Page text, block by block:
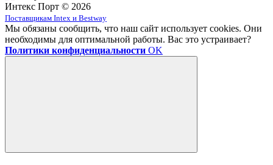
Интекс Порт © 2026
Поставщикам Intex и Bestway
Мы обязаны сообщить, что наш сайт использует cookies. Они
необходимы для оптимальной работы. Вас это устраивает?
Политики конфиденциальности OK